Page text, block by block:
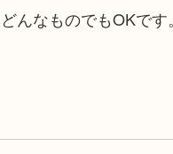
んなものでもOKです。